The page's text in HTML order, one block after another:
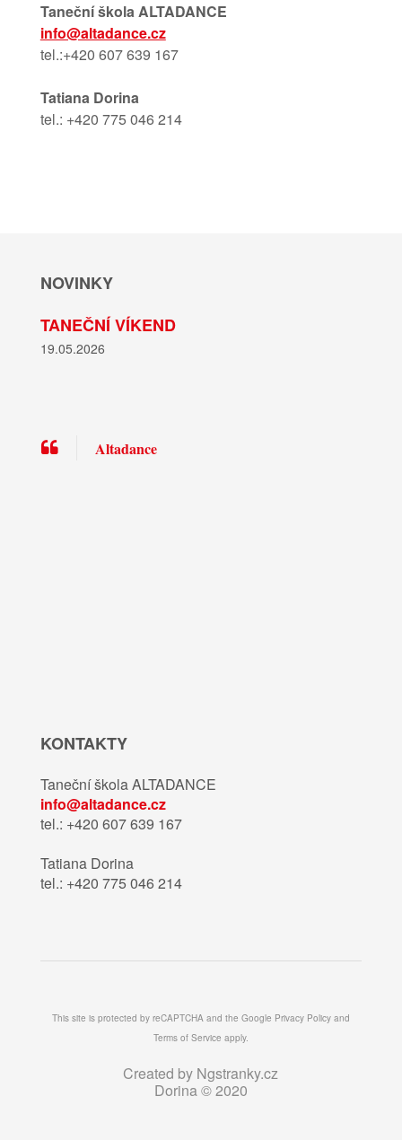
Taneční škola ALTADANCE
info@altadance.cz
tel.:+420 607 639 167
Tatiana Dorina
tel.: +420 775 046 214
NOVINKY
TANEČNÍ VÍKEND
19.05.2026
Altadance
KONTAKTY
Taneční škola ALTADANCE
info@altadance.cz
tel.: +420 607 639 167
Tatiana Dorina
tel.: +420 775 046 214
This site is protected by reCAPTCHA and the Google Privacy Policyand
Terms of Service apply.
Created by Ngstranky.cz
Dorina © 2020